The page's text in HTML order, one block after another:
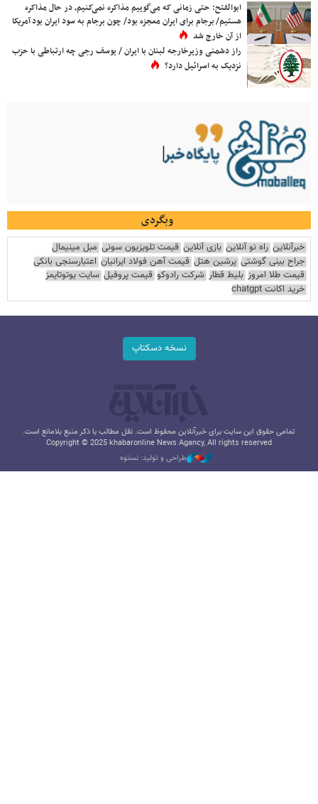
ابوالفتح: حتی زمانی که می‌گوییم مذاکره نمی‌کنیم، در حال مذاکره
هستیم/ برجام برای ایران معجزه بود/ چون برجام به سود ایران بود آمریکا
از آن خارج شد
راز دشمنی وزیرخارجه لبنان با ایران / یوسف رجی چه ارتباطی با حزب
نزدیک به اسرائیل دارد؟
وبگردی
خبرآنلاین راه نو آنلاین بازی آنلاین قیمت تلویزیون سونی مبل مینیمال
جراح بینی گوشتی پرشین هتل قیمت آهن فولاد ایرانیان اعتبارسنجی بانکی
قیمت طلا امروز بلیط قطار شرکت رادوکو قیمت پروفیل سایت یوتوتایمز
خرید اکانت chatgpt
نسخه دسکتاپ
تمامی حقوق این سایت برای خبرآنلاین محفوظ است. نقل مطالب با ذکر منبع بلامانع است.
Copyright © 2025 khabaronline News Agancy, All rights reserved
طراحی و تولید: نستوه